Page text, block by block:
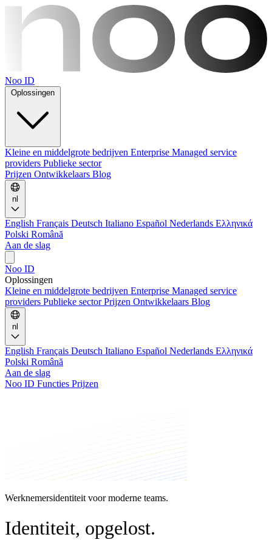
Noo ID
Kleine en middelgrote bedrijven Enterprise Managed service
providers Publieke sector
Prijzen Ontwikkelaars Blog
nl
English Français Deutsch Italiano Español Nederlands Ελληνικά
Polski Română
Aan de slag
Noo ID
Oplossingen
Kleine en middelgrote bedrijven Enterprise Managed service
providers Publieke sectorPrijzen Ontwikkelaars Blog
nl
English Français Deutsch Italiano Español Nederlands Ελληνικά
Polski Română
Aan de slag
Noo ID Functies Prijzen
Werknemersidentiteit voor moderne teams.
Identiteit, opgelost.